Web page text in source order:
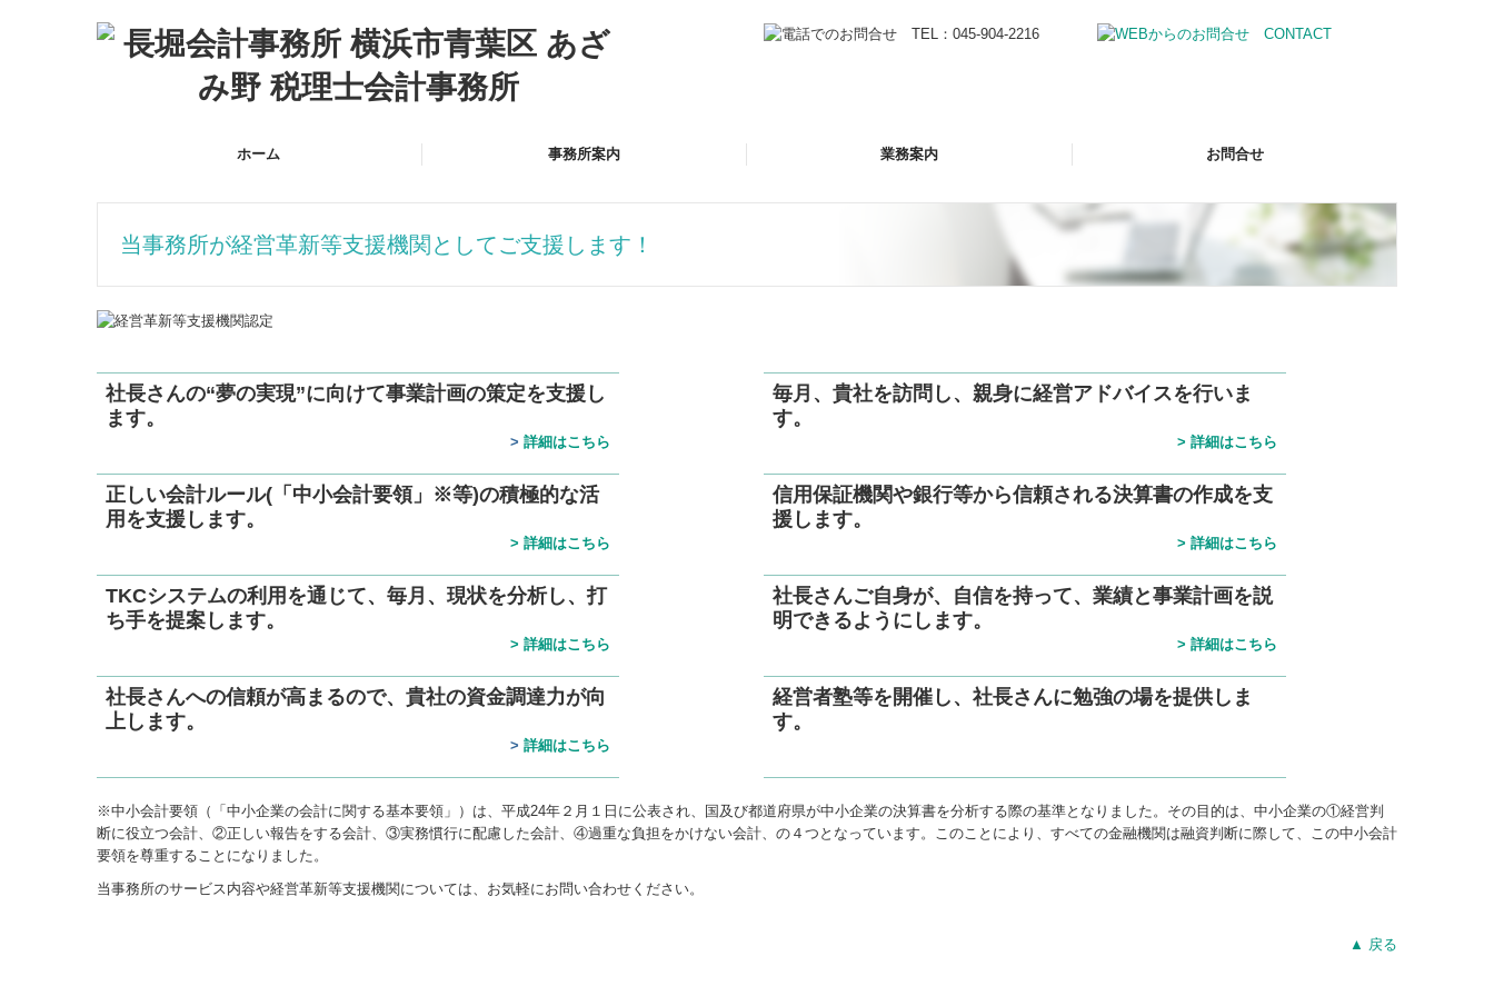
ホーム 事務所案内 業務案内 お問合せ
当事務所が経営革新等支援機関としてご支援します！
社長さんの“夢の実現”に向けて事業計画の策定を支援し
ます。
> 詳細はこちら
正しい会計ルール(「中小会計要領」※等)の積極的な活
用を支援します。
> 詳細はこちら
TKCシステムの利用を通じて、毎月、現状を分析し、打
ち手を提案します。
> 詳細はこちら
社長さんへの信頼が高まるので、貴社の資金調達力が向
上します。
> 詳細はこちら
毎月、貴社を訪問し、親身に経営アドバイスを行いま
す。
> 詳細はこちら
信用保証機関や銀行等から信頼される決算書の作成を支
援します。
> 詳細はこちら
社長さんご自身が、自信を持って、業績と事業計画を説
明できるようにします。
> 詳細はこちら
経営者塾等を開催 し、 社長さんに勉強の場を提供しま
す。
※中小会計要領（「中小企業の会計に関する基本要領」）は、平成24年２月１日に公表され、国及び都道府県が中小企業の決算書を分析する際の基準となりました。その目的は、中小企業の①経営判
断に役立つ会計、②正しい報告をする会計、③実務慣行に配慮した会計、④過重な負担をかけない会計、の４つとなっています。このことにより、すべての金融機関は融資判断に際して、この中小会計
要領を尊重することになりました。
当事務所のサービス内容や経営革新等支援機関については、お気軽にお問い合わせください。
▲ 戻る